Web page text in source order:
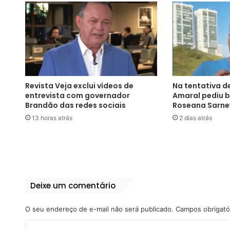
Revista Veja exclui vídeos de
entrevista com governador
Brandão das redes sociais
13 horas atrás
Na tentativa
Amaral pediu
Roseana
2 dias atrás
Deixe um comentário
O seu endereço de e-mail não será publicado. Campos